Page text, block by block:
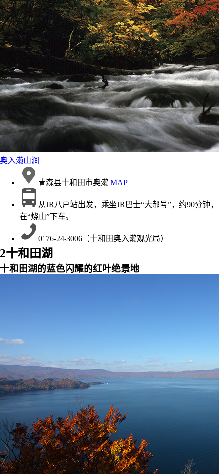
奥入濑山涧
青森县十和田市奥濑 MAP
从JR八户站出发，乘坐JR巴士“大邿号”，约90分钟，
在“烧山”下车。
0176-24-3006（十和田奥入濑观光局）
2十和田湖
十和田湖的蓝色闪耀的红叶绝景地